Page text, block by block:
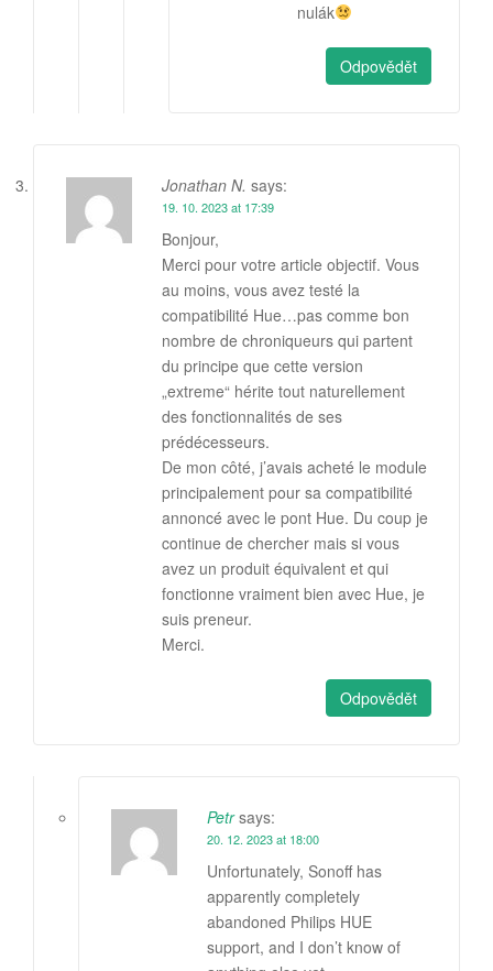
nulák
Odpovědět
Jonathan N. says:
19. 10. 2023 at 17:39
Bonjour,
Merci pour votre article objectif. Vous
au moins, vous avez testé la
compatibilité Hue…pas comme bon
nombre de chroniqueurs qui partent
du principe que cette version
„extreme“ hérite tout naturellement
des fonctionnalités de ses
prédécesseurs.
De mon côté, j’avais acheté le module
principalement pour sa compatibilité
annoncé avec le pont Hue. Du coup je
continue de chercher mais si vous
avez un produit équivalent et qui
fonctionne vraiment bien avec Hue, je
suis preneur.
Merci.
Odpovědět
Petr says:
20. 12. 2023 at 18:00
Unfortunately, Sonoff has
apparently completely
abandoned Philips HUE
support, and I don’t know of